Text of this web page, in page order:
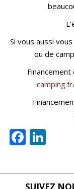
Si vous aussi
ou de
Financement
SUIVEZ